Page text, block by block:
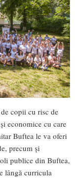
copii cu risc de
economice cu care
Buftea le va oferi
precum și
publice din Buftea,
lângă curricula